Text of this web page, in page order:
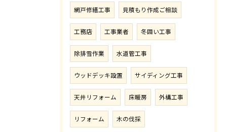
網戸修繕工事 見積もり作成ご相談
工務店 工事業者 冬囲い工事
除排雪作業 水道管工事
ウッドデッキ設置 サイディング工事
天井リフォーム 床暖房 外構工事
リフォーム 木の伐採